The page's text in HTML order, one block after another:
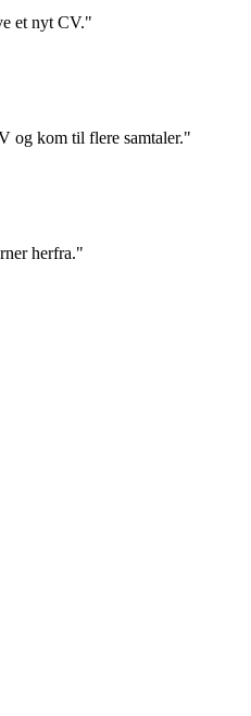
et nyt CV."
og kom til flere samtaler."
herfra."